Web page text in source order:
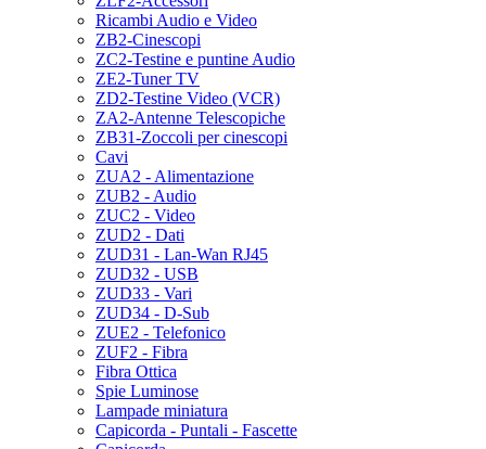
Ricambi Audio e Video
ZB2-Cinescopi
ZC2-Testine e puntine Audio
ZE2-Tuner TV
ZD2-Testine Video (VCR)
ZA2-Antenne Telescopiche
ZB31-Zoccoli per cinescopi
Cavi
ZUA2 - Alimentazione
ZUB2 - Audio
ZUC2 - Video
ZUD2 - Dati
ZUD31 - Lan-Wan RJ45
ZUD32 - USB
ZUD33 - Vari
ZUD34 - D-Sub
ZUE2 - Telefonico
ZUF2 - Fibra
Fibra Ottica
Spie Luminose
Lampade miniatura
Capicorda - Puntali - Fascette